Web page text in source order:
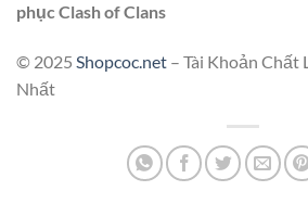
phục Clash of Clans
© 2025 Shopcoc.net – Tài Khoản Chất
Nhất